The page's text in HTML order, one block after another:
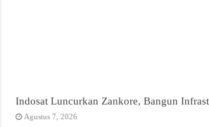
Indosat Luncurkan Zankore, Bangun
Agustus 7, 2026